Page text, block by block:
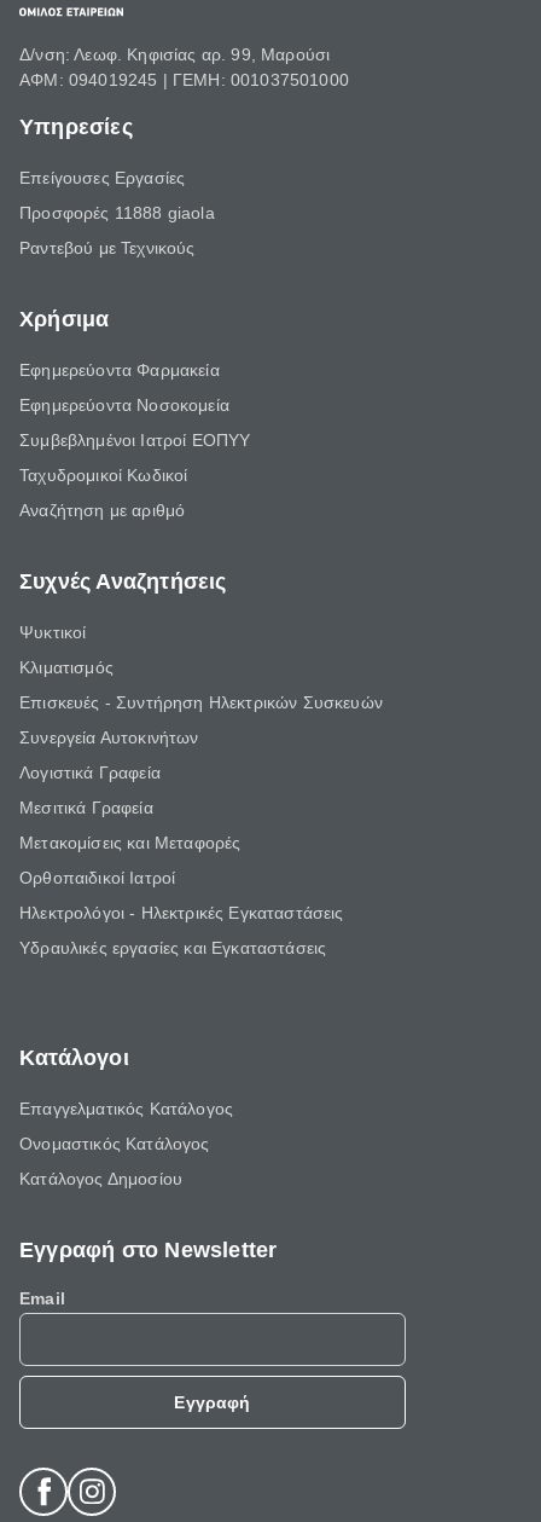
Δ/νση: Λεωφ. Κηφισίας αρ. 99, Μαρούσι
ΑΦΜ: 094019245 | ΓΕΜΗ: 001037501000
Υπηρεσίες
Επείγουσες Εργασίες
Προσφορές 11888 giaola
Ραντεβού με Τεχνικούς
Χρήσιμα
Εφημερεύοντα Φαρμακεία
Εφημερεύοντα Νοσοκομεία
Συμβεβλημένοι Ιατροί ΕΟΠΥΥ
Ταχυδρομικοί Κωδικοί
Αναζήτηση με αριθμό
Συχνές Αναζητήσεις
Ψυκτικοί
Κλιματισμός
Επισκευές - Συντήρηση Ηλεκτρικών Συσκευών
Συνεργεία Αυτοκινήτων
Λογιστικά Γραφεία
Μεσιτικά Γραφεία
Μετακομίσεις και Μεταφορές
Ορθοπαιδικοί Ιατροί
Ηλεκτρολόγοι - Ηλεκτρικές Εγκαταστάσεις
Υδραυλικές εργασίες και Εγκαταστάσεις
Κατάλογοι
Επαγγελματικός Κατάλογος
Ονομαστικός Κατάλογος
Κατάλογος Δημοσίου
Εγγραφή στο Newsletter
Email
Εγγραφή